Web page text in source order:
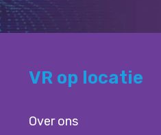
VR op locatie
Over ons